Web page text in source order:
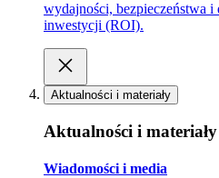
wydajności, bezpieczeństwa
inwestycji (ROI).
Aktualności i materiały
Aktualności i materiały
Wiadomości i media